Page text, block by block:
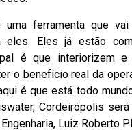
uma ferramenta que
eles. Eles já estão
é que interiorizem
o benefício real da
é que está todo
Cordeirópolis será
Luiz Roberto